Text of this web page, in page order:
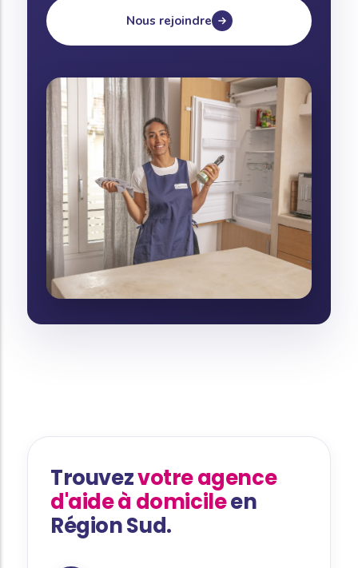
Nous rejoindre
Trouvezvotre agence
d'aide à domicileen
Région Sud.